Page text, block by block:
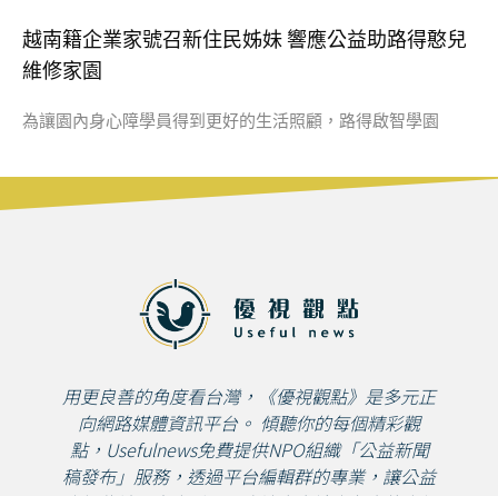
越南籍企業家號召新住民姊妹 響應公益助路得憨兒
維修家園
為讓園內身心障學員得到更好的生活照顧，路得啟智學園
用更良善的角度看台灣，《優視觀點》是多元正
向網路媒體資訊平台。 傾聽你的每個精彩觀
點，Usefulnews免費提供NPO組織「公益新聞
稿發布」服務，透過平台編輯群的專業，讓公益